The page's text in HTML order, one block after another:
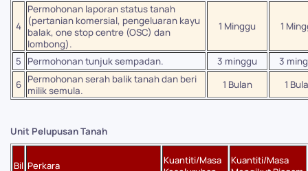
4
Permohonan laporan status tanah
(pertanian komersial, pengeluaran kayu
balak, one stop centre (OSC) dan
lombong).
1 Minggu 1
5 Permohonan tunjuk sempadan. 3 minggu
3
6 Permohonan serah balik tanah dan beri
milik semula.
1 Bulan 1
Unit Pelupusan Tanah
Bil Perkara
Kuantiti/Masa
Kuantiti/Masa